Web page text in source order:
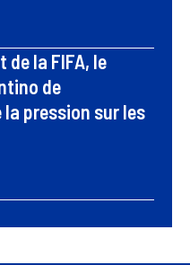
de la FIFA, le
de
pression sur les